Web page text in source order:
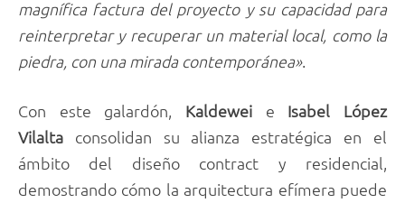
magnífica factura del proyecto y su capacidad para
reinterpretar y recuperar un material local, como la
piedra, con una mirada contemporánea».
Con este galardón, Kaldewei e Isabel López
Vilalta consolidan su alianza estratégica en el
ámbito del diseño contract y residencial,
demostrando cómo la arquitectura efímera puede